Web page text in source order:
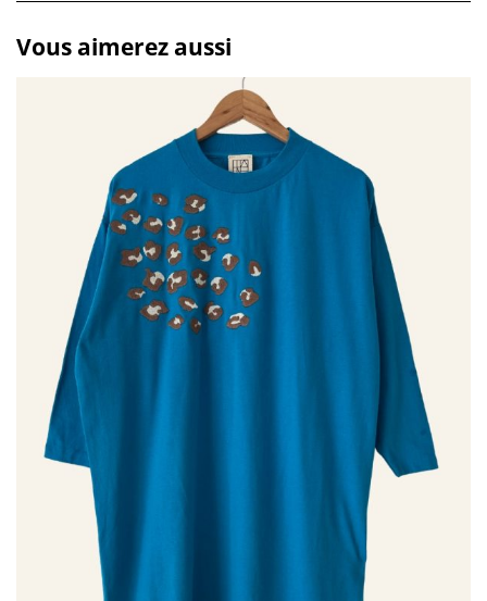
Vous aimerez aussi